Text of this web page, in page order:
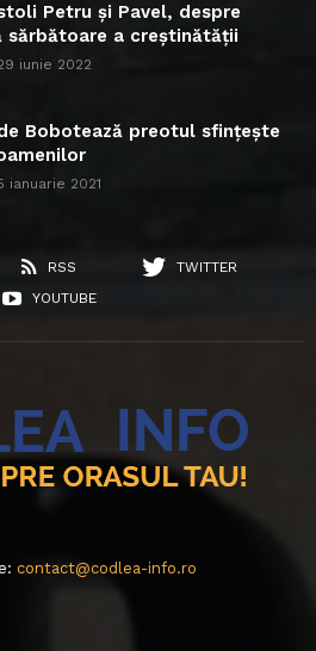
Petru și Pavel, despre
sărbătoare a creștinătății
iunie 2022
Bobotează preotul sfințește
ianuarie 2021
RSS
TWITTER
YOUTUBE
contact@codlea-info.ro